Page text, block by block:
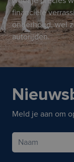
financiële
onderhoud, wel
autorijden.
Meld je aan om